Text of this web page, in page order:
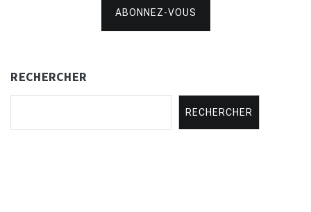
ABONNEZ-VOUS
RECHERCHER
RECHERCHER